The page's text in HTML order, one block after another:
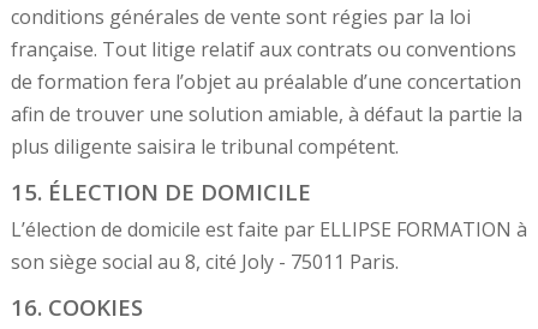
conditions générales de vente sont régies par la loi
française. Tout litige relatif aux contrats ou conventions
de formation fera l’objet au préalable d’une concertation
afin de trouver une solution amiable, à défaut la partie la
plus diligente saisira le tribunal compétent.
15. ÉLECTION DE DOMICILE
L’élection de domicile est faite par ELLIPSE FORMATION à
son siège social au 8, cité Joly - 75011 Paris.
16. COOKIES